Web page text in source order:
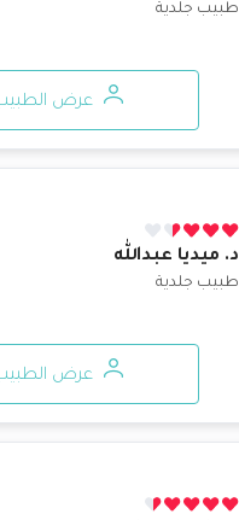
طبيب جلدية
عرض
د. ميديا عبدالله
طبيب جلدية
عرض